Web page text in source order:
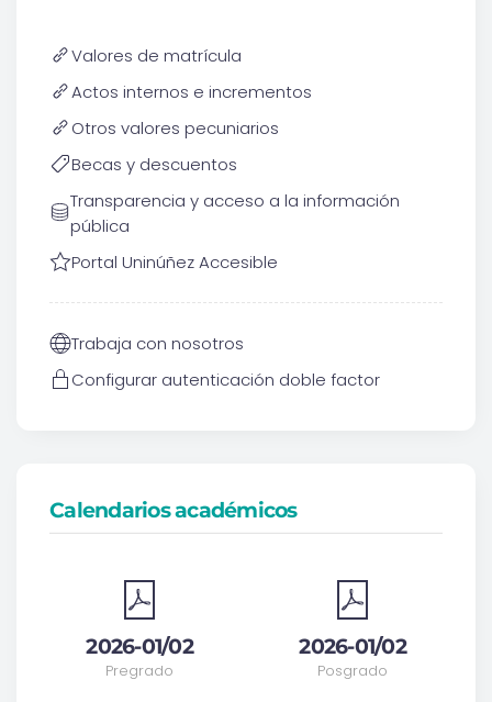
Valores de matrícula
Actos internos e incrementos
Otros valores pecuniarios
Becas y descuentos
Transparencia y acceso a la información
pública
Portal Uninúñez Accesible
Trabaja con nosotros
Configurar autenticación doble factor
Calendarios académicos
2026-01/02
Pregrado
2026-01/02
Posgrado